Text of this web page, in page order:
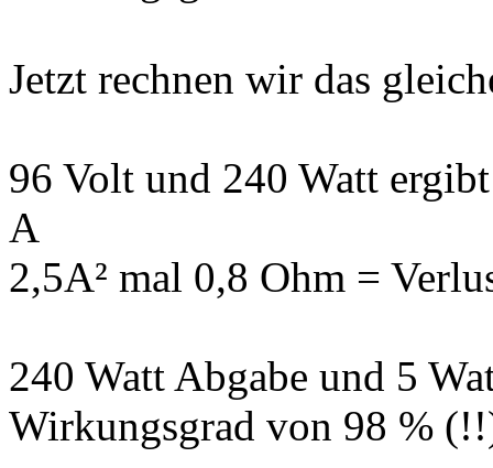
Jetzt rechnen wir das
96 Volt und 240 Watt
A
2,5A² mal 0,8 Ohm =
240 Watt Abgabe und 5
Wirkungsgrad von 98 %